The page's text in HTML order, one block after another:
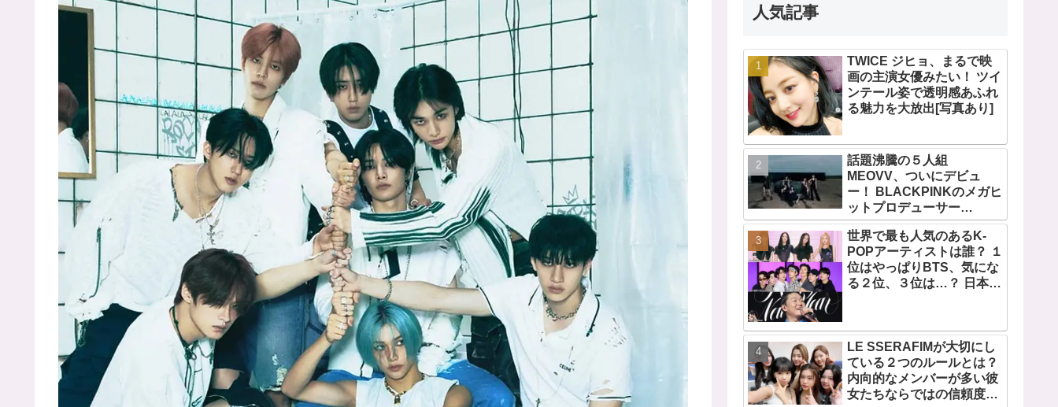
人気記事
TWICE ジヒョ、まるで映
画の主演女優みたい！ ツイ
ンテール姿で透明感あふれ
る魅力を大放出[写真あり]
話題沸騰の５人組
MEOVV、ついにデビュ
ー！ BLACKPINKのメガヒ
ットプロデューサー
TEDDYが手掛ける、
THEBLACKLABEL初のガ
ールズグループ！ デビュー
シングル「MEOW」をリリ
ース
世界で最も人気のあるK-
POPアーティストは誰？ １
位はやっぱりBTS、気にな
る２位、３位は…？ 日本の
の個性あふれるデータに注
目殺到
LE SSERAFIMが大切にし
ている２つのルールとは？
内向的なメンバーが多い彼
女たちならではの信頼度を